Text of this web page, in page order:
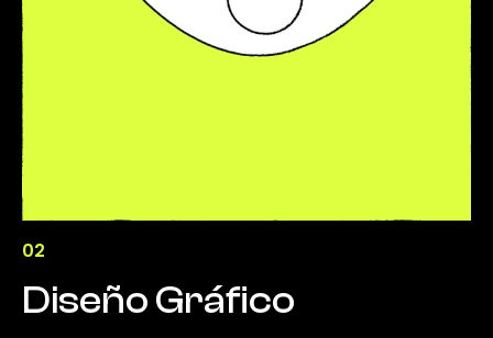
02
Diseño Gráfico